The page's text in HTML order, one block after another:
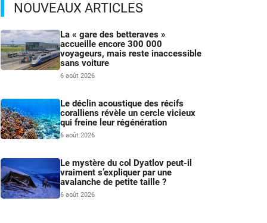
NOUVEAUX ARTICLES
La « gare des betteraves »
accueille encore 300 000
voyageurs, mais reste inaccessible
sans voiture
6 août 2026
Le déclin acoustique des récifs
coralliens révèle un cercle vicieux
qui freine leur régénération
6 août 2026
Le mystère du col Dyatlov peut-il
vraiment s’expliquer par une
avalanche de petite taille ?
6 août 2026